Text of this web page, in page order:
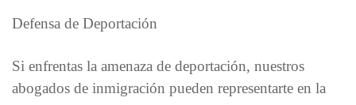
Defensa de Deportación
Si enfrentas la amenaza de deportación, nuestros
abogados de inmigración pueden representarte en la